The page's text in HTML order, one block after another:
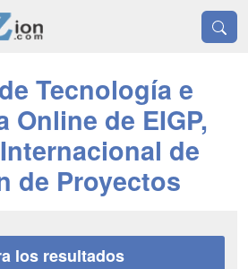
Tecnología e
Online de EIGP,
de
de Proyectos
los resultados